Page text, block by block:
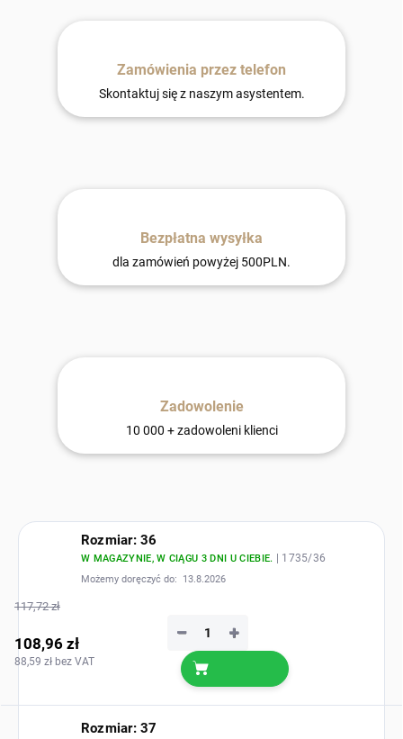
Zamówienia przez telefon
Skontaktuj się z naszym asystentem.
Bezpłatna wysyłka
dla zamówień powyżej 500PLN.
Zadowolenie
10 000 + zadowoleni klienci
Rozmiar: 36
W MAGAZYNIE, W CIĄGU 3 DNI U CIEBIE. | 1735/36
Możemy doręczyć do: 13.8.2026
117,72 zł
108,96 zł
88,59 zł bez VAT
+
−
Rozmiar: 37